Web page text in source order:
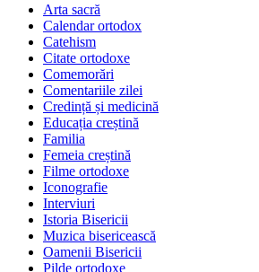
Arta sacră
Calendar ortodox
Catehism
Citate ortodoxe
Comemorări
Comentariile zilei
Credință și medicină
Educația creștină
Familia
Femeia creștină
Filme ortodoxe
Iconografie
Interviuri
Istoria Bisericii
Muzica bisericească
Oamenii Bisericii
Pilde ortodoxe